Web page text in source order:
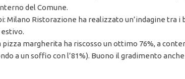
del Comune.
Milano Ristorazione ha realizzato un’indagine tra
pizza margherita ha riscosso un ottimo 76%, a
a un soffio con l’81%). Buono il gradimento